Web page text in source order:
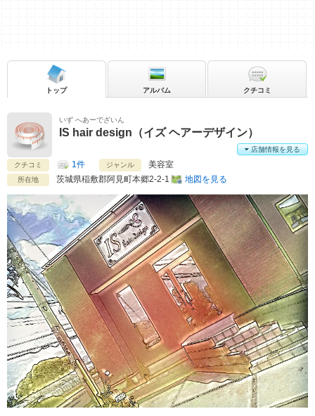
いず へあーでざいん
IS hair design（イズ ヘアーデザイン）
クチコミ 1件 ジャンル 美容室
所在地 茨城県稲敷郡阿見町本郷2-2-1 地図を見る
店舗情報を見る
トップ アルバム クチコミ